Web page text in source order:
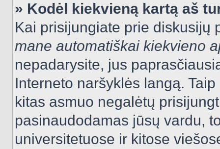
» Kodėl kiekvieną kartą aš
Kai prisijungiate prie diskusijų
mane automatiškai kiekvieno
nepadarysite, jus
Interneto naršyklės langą.
kitas asmuo negalėtų
pasinaudodamas jūsų vardu,
universitetuose ir kitose